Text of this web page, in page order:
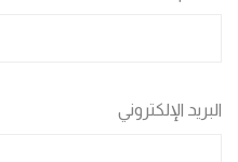
البريد الإلكتروني